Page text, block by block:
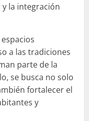
la integración
a las tradiciones
parte de la
se busca no solo
fortalecer el
y